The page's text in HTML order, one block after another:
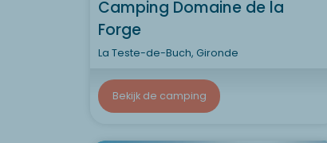
Camping Domaine de la
Forge
La Teste-de-Buch, Gironde
Bekijk de camping